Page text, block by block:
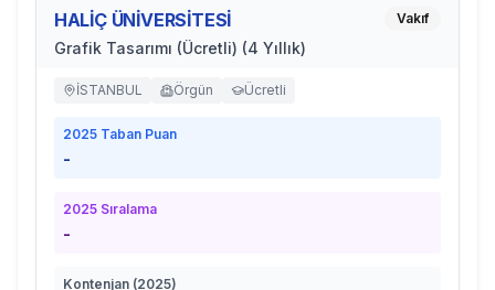
HALİÇ ÜNİVERSİTESİ
Grafik Tasarımı (Ücretli) (4 Yıllık)
Vakıf
İSTANBUL Örgün Ücretli
2025 Taban Puan
-
2025 Sıralama
-
Kontenjan (2025)